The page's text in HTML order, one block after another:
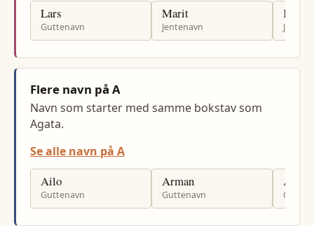
Lars
Guttenavn
Marit
Jentenavn
Kari
Flere navn på A
Navn som starter med samme bokstav som
Agata.
Se alle navn på A
Ailo
Guttenavn
Arman
Guttenavn
Abdi